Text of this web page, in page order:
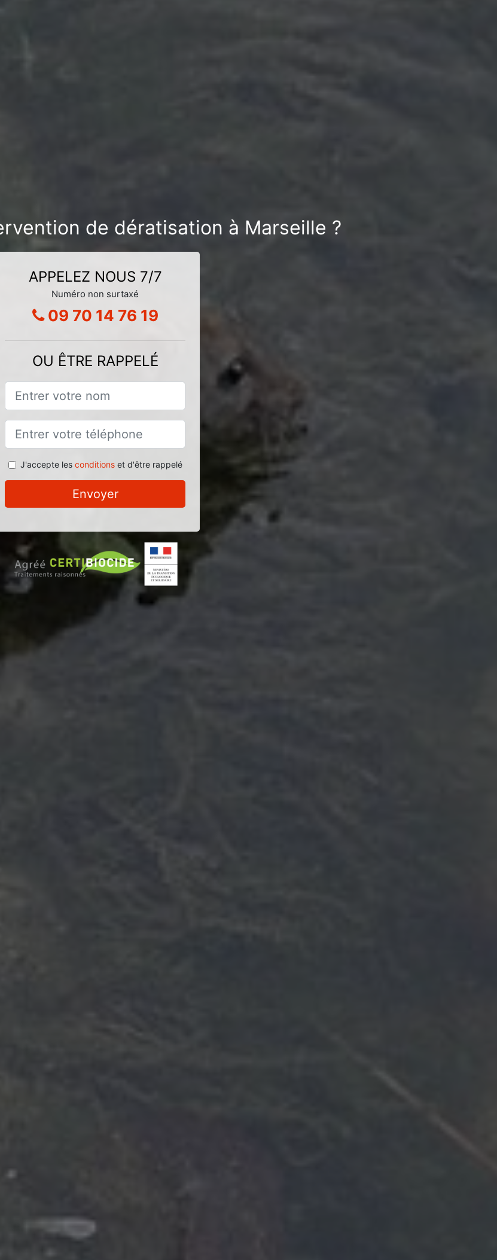
de dératisation à Marseille ?
APPELEZ NOUS 7/7
Numéro non surtaxé
09 70 14 76 19
OU ÊTRE RAPPELÉ
J'accepte les conditionset d'être rappelé
Envoyer